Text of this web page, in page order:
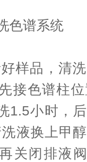
谱系统
品，清洗
接色谱柱
1.5小时，
液换上甲
关闭排液